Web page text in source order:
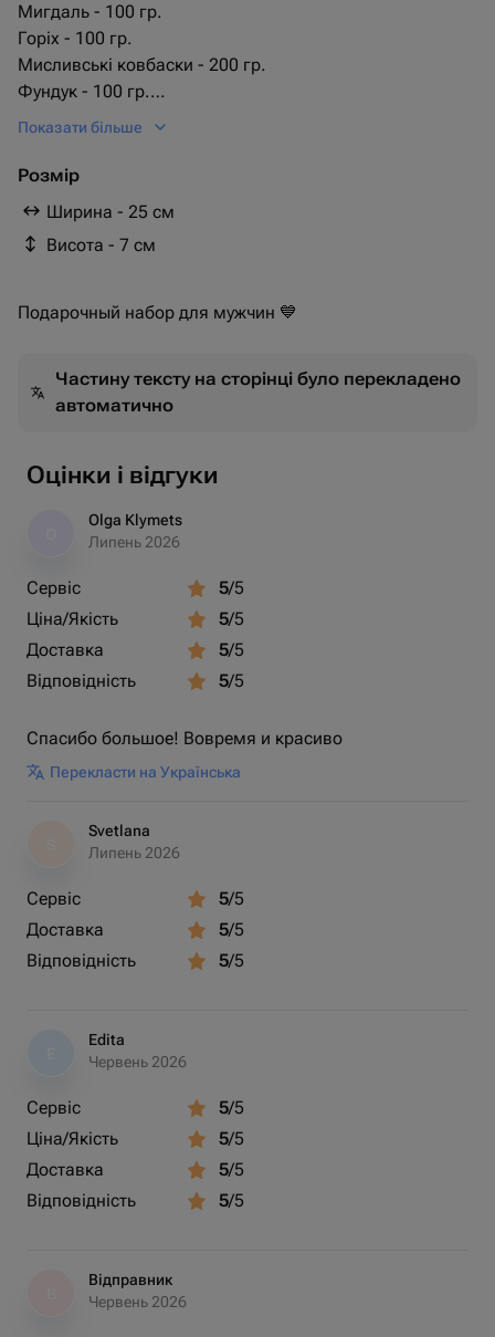
Мигдаль - 100 гр.
Горіх - 100 гр.
Мисливські ковбаски - 200 гр.
Фундук - 100 гр.
макадамія - 100 гр.
чоризотти мини упаковка - 50 гр.
сыр «veldhuyzen pesto verde” - 100 гр.
сыр «veldhuyzen basiron pesto” - 100 гр.
casademont mini fuet колбас - 90 гр.
Показати більше
Розмір
Ширина - 25 см
Висота - 7 см
Подарочный набор для мужчин 💙
Частину тексту на сторінці було перекладено
автоматично
Оцінки і відгуки
Olga Klymets
Липень 2026
Сервіс 5/5
Ціна/Якість
5/5
Доставка
5/5
Відповідність
5/5
Спасибо большое! Вовремя и красиво
Перекласти на Українська
Svetlana
Липень 2026
Сервіс 5/5
Доставка
5/5
Відповідність
5/5
Edita
Червень 2026
Сервіс 5/5
Ціна/Якість
5/5
Доставка
5/5
Відповідність
5/5
Відправник
Червень 2026